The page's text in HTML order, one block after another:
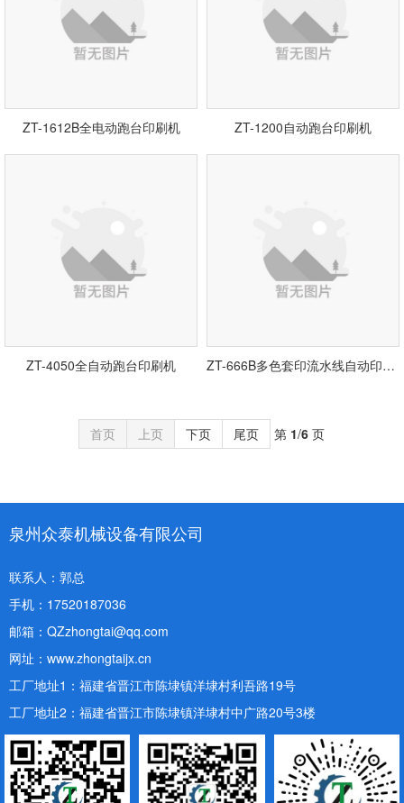
ZT-1612B全电动跑台印刷机 ZT-1200自动跑台印刷机
ZT-4050全自动跑台印刷机 ZT-666B多色套印流水线自动印刷机
首页 上页 下页 尾页 第 1/6页
泉州众泰机械设备有限公司
联系人：郭总
手机：17520187036
邮箱：QZzhongtai@qq.com
网址：www.zhongtaijx.cn
工厂地址1：福建省晋江市陈埭镇洋埭村利吾路19号
工厂地址2：福建省晋江市陈埭镇洋埭村中广路20号3楼